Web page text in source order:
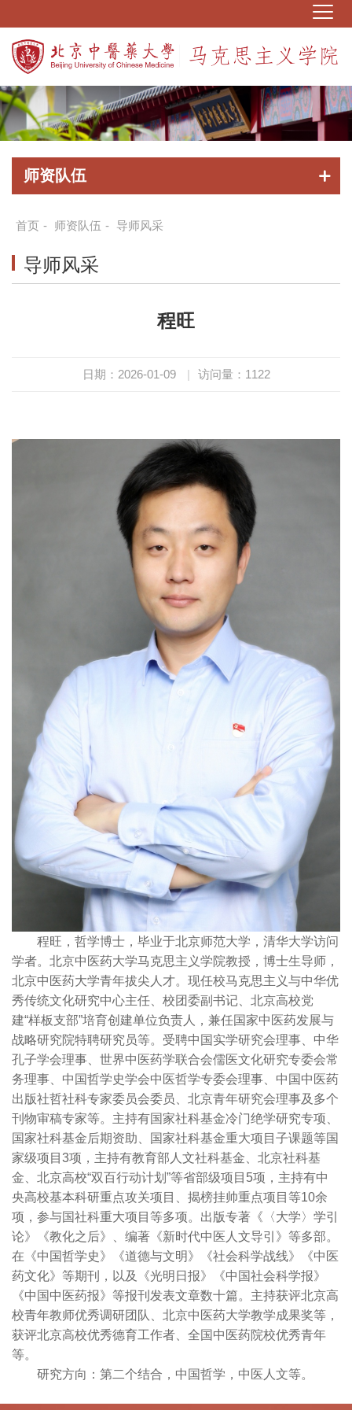
师资队伍
首页 - 师资队伍 - 导师风采
导师风采
程旺
日期：2026-01-09 | 访问量： 1122
程旺，哲学博士，毕业于北京师范大学，清华大学访问
学者。北京中医药大学马克思主义学院教授，博士生导师，
北京中医药大学青年拔尖人才。现任校马克思主义与中华优
秀传统文化研究中心主任、校团委副书记、北京高校党
建“样板支部”培育创建单位负责人，兼任国家中医药发展与
战略研究院特聘研究员等。受聘中国实学研究会理事、中华
孔子学会理事、世界中医药学联合会儒医文化研究专委会常
务理事、中国哲学史学会中医哲学专委会理事、中国中医药
出版社哲社科专家委员会委员、北京青年研究会理事及多个
刊物审稿专家等。主持有国家社科基金冷门绝学研究专项、
国家社科基金后期资助、国家社科基金重大项目子课题等国
家级项目3项，主持有教育部人文社科基金、北京社科基
金、北京高校“双百行动计划”等省部级项目5项，主持有中
央高校基本科研重点攻关项目、揭榜挂帅重点项目等10余
项，参与国社科重大项目等多项。出版专著《〈大学〉学引
论》《教化之后》、编著《新时代中医人文导引》等多部。
在《中国哲学史》《道德与文明》《社会科学战线》《中医
药文化》等期刊，以及《光明日报》《中国社会科学报》
《中国中医药报》等报刊发表文章数十篇。主持获评北京高
校青年教师优秀调研团队、北京中医药大学教学成果奖等，
获评北京高校优秀德育工作者、全国中医药院校优秀青年
等。
研究方向：第二个结合，中国哲学，中医人文等。